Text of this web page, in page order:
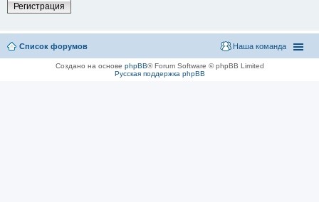
Регистрация
Список форумов Наша команда
Создано на основе phpBB® Forum Software © phpBB Limited
Русская поддержка phpBB